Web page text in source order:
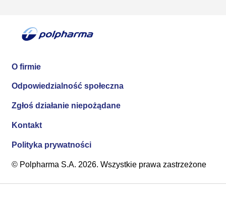
O firmie
Odpowiedzialność społeczna
Zgłoś działanie niepożądane
Kontakt
Polityka prywatności
© Polpharma S.A. 2026. Wszystkie prawa zastrzeżone